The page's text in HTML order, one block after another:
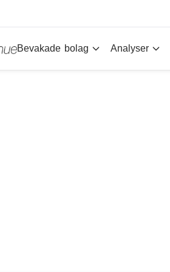
Bevakade bolag Analyser